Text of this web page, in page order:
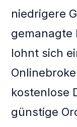
niedrigere
gemanagte
lohnt sich
kostenlose
günstige